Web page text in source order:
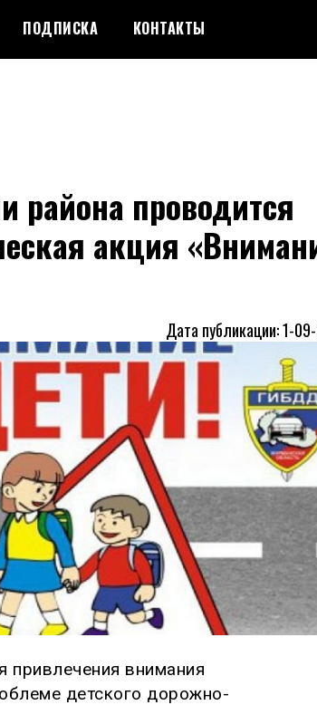
ПОДПИСКА КОНТАКТЫ
района проводится
акция
Дата публикации: 1-
привлечения внимания
детского дорожно-